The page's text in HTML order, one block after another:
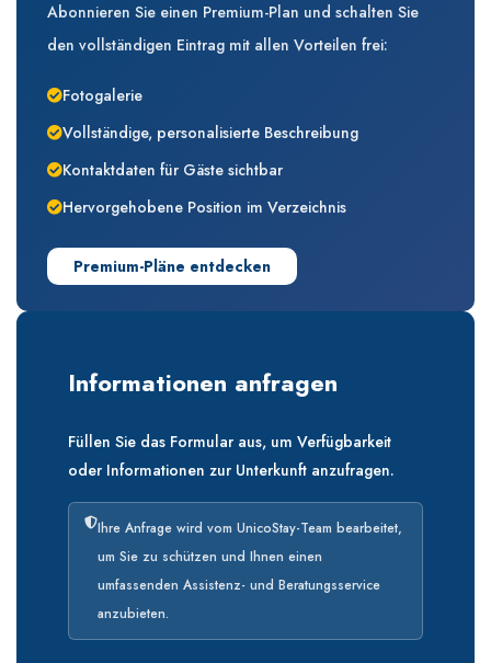
Abonnieren Sie einen Premium-Plan und schalten Sie
den vollständigen Eintrag mit allen Vorteilen frei:
Fotogalerie
Vollständige, personalisierte Beschreibung
Kontaktdaten für Gäste sichtbar
Hervorgehobene Position im Verzeichnis
Premium-Pläne entdecken
Informationen anfragen
Füllen Sie das Formular aus, um Verfügbarkeit
oder Informationen zur Unterkunft anzufragen.
Ihre Anfrage wird vom UnicoStay-Team bearbeitet,
um Sie zu schützen und Ihnen einen
umfassenden Assistenz- und Beratungsservice
anzubieten.